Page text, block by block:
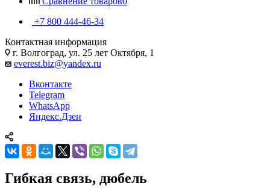
+7 800 444-46-34
Контактная информация
г. Волгоград, ул. 25 лет Октября, 1
everest.biz@yandex.ru
Вконтакте
Telegram
WhatsApp
Яндекс.Дзен
Гибкая связь, дюбель